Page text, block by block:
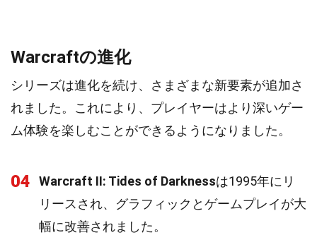
Warcraftの進化
シリーズは進化を続け、さまざまな新要素が追加さ
れました。これにより、プレイヤーはより深いゲー
ム体験を楽しむことができるようになりました。
04 Warcraft II: Tides of Darknessは1995年にリ
リースされ、グラフィックとゲームプレイが大
幅に改善されました。